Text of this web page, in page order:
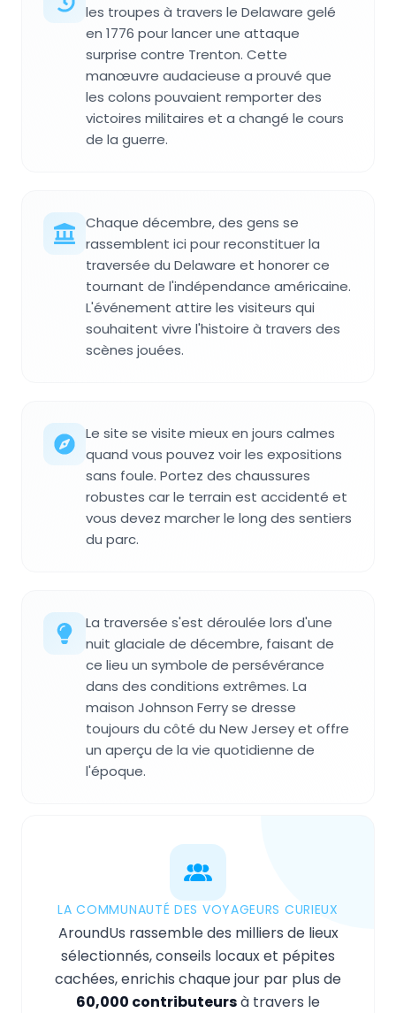
les troupes à travers le Delaware gelé
en 1776 pour lancer une attaque
surprise contre Trenton. Cette
manœuvre audacieuse a prouvé que
les colons pouvaient remporter des
victoires militaires et a changé le cours
de la guerre.
Chaque décembre, des gens se
rassemblent ici pour reconstituer la
traversée du Delaware et honorer ce
tournant de l'indépendance américaine.
L'événement attire les visiteurs qui
souhaitent vivre l'histoire à travers des
scènes jouées.
Le site se visite mieux en jours calmes
quand vous pouvez voir les expositions
sans foule. Portez des chaussures
robustes car le terrain est accidenté et
vous devez marcher le long des sentiers
du parc.
La traversée s'est déroulée lors d'une
nuit glaciale de décembre, faisant de
ce lieu un symbole de persévérance
dans des conditions extrêmes. La
maison Johnson Ferry se dresse
toujours du côté du New Jersey et offre
un aperçu de la vie quotidienne de
l'époque.
LA COMMUNAUTÉ DES VOYAGEURS CURIEUX
AroundUs rassemble des milliers de lieux
sélectionnés, conseils locaux et pépites
cachées, enrichis chaque jour par plus de
60,000 contributeursà travers le